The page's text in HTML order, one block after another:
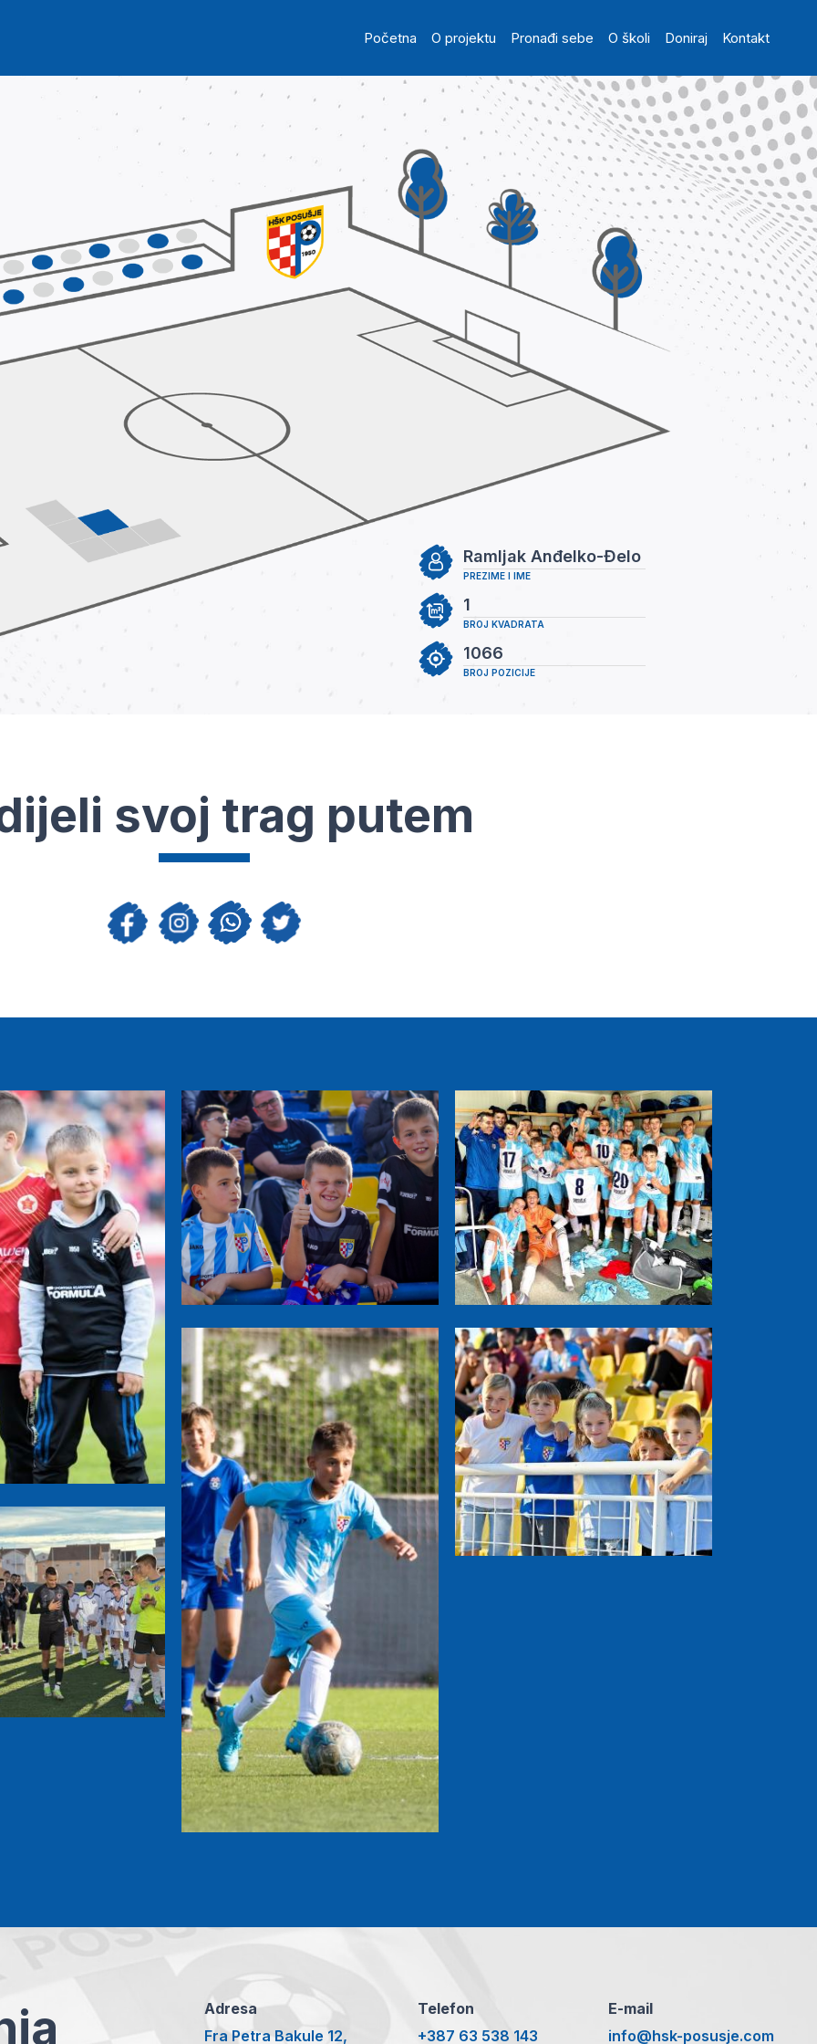
Main navigation
Početna O projektu Pronađi sebe O školi Doniraj Kontakt
PREZIME I IME
Ramljak Anđelko-Đelo
BROJ KVADRATA
1
BROJ POZICIJE
1066
svoj trag putem
Adresa
Fra Petra Bakule 12,
Telefon
+387 63 538 143
E-mail
info@hsk-posusje.com